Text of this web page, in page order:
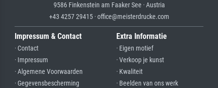
9586 Finkenstein am Faaker See · Austria
+43 4257 29415 · office@meisterdrucke.com
Impressum & Contact
· Contact
· Impressum
· Algemene Voorwaarden
· Gegevensbescherming
Extra Informatie
· Eigen motief
· Verkoop je kunst
· Kwaliteit
· Beelden van ons werk